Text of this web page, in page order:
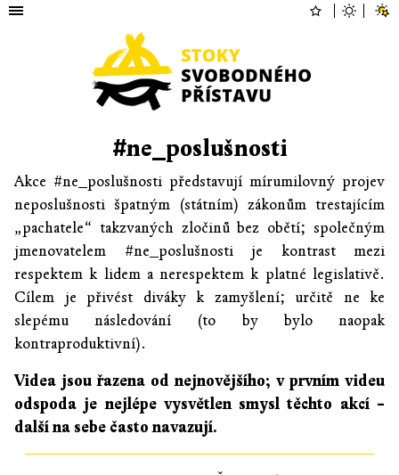
#ne_poslušnosti
Akce #ne_poslušnosti představují mírumilovný projev
neposlušnosti špatným (státním) zákonům trestajícím
„pachatele“ takzvaných zločinů bez obětí; společným
jmenovatelem #ne_poslušnosti je kontrast mezi
respektem k lidem a nerespektem k platné legislativě.
Cílem je přivést diváky k zamyšlení; určitě ne ke
slepému následování (to by bylo naopak
kontraproduktivní).
Videa jsou řazena od nejnovějšího; v prvním videu
odspoda je nejlépe vysvětlen smysl těchto akcí –
další na sebe často navazují.